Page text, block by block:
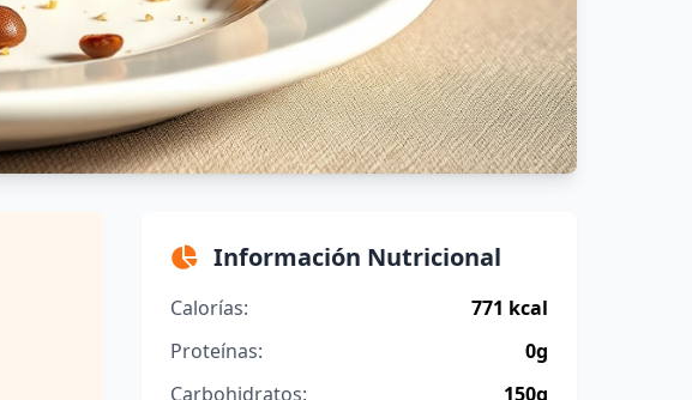
Información Nutricional
Calorías:
771 kcal
Proteínas:
0g
Carbohidratos:
150g